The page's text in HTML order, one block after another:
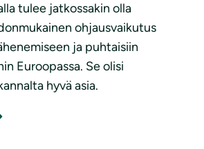
tulee jatkossakin olla
ohjausvaikutus
ja puhtaisiin
Euroopassa. Se olisi
hyvä asia.